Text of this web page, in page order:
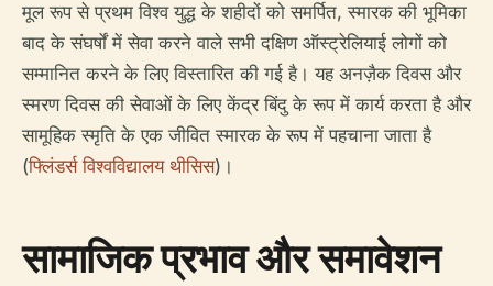
मूल रूप से प्रथम विश्व युद्ध के शहीदों को समर्पित, स्मारक की भूमिका
बाद के संघर्षों में सेवा करने वाले सभी दक्षिण ऑस्ट्रेलियाई लोगों को
सम्मानित करने के लिए विस्तारित की गई है। यह अनज़ैक दिवस और
स्मरण दिवस की सेवाओं के लिए केंद्र बिंदु के रूप में कार्य करता है और
सामूहिक स्मृति के एक जीवित स्मारक के रूप में पहचाना जाता है
(फ्लिंडर्स विश्वविद्यालय थीसिस)।
सामाजिक प्रभाव और समावेशन